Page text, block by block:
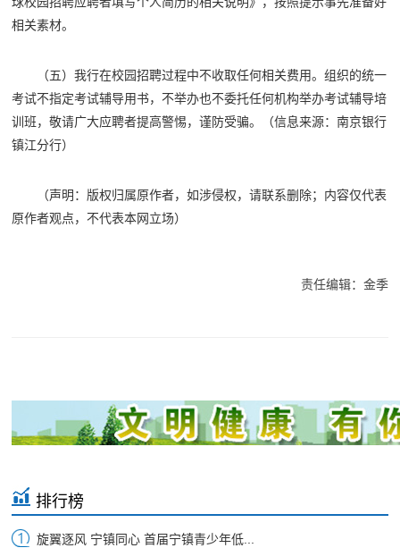
相关素材。
（五）我行在校园招聘过程中不收取任何相关费用。组织的统一
考试不指定考试辅导用书，不举办也不委托任何机构举办考试辅导培
训班，敬请广大应聘者提高警惕，谨防受骗。（信息来源：南京银行
镇江分行）
（声明：版权归属原作者，如涉侵权，请联系删除；内容仅代表
原作者观点，不代表本网立场）
责任编辑：金季
排行榜
旋翼逐风 宁镇同心 首届宁镇青少年低...